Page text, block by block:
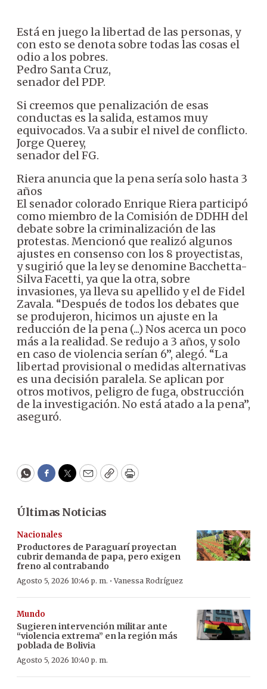
Está en juego la libertad de las personas, y
con esto se denota sobre todas las cosas el
odio a los pobres.
Pedro Santa Cruz,
senador del PDP.
Si creemos que penalización de esas
conductas es la salida, estamos muy
equivocados. Va a subir el nivel de conflicto.
Jorge Querey,
senador del FG.
Riera anuncia que la pena sería solo hasta 3
años
El senador colorado Enrique Riera participó
como miembro de la Comisión de DDHH del
debate sobre la criminalización de las
protestas. Mencionó que realizó algunos
ajustes en consenso con los 8 proyectistas,
y sugirió que la ley se denomine Bacchetta-
Silva Facetti, ya que la otra, sobre
invasiones, ya lleva su apellido y el de Fidel
Zavala. “Después de todos los debates que
se produjeron, hicimos un ajuste en la
reducción de la pena (...) Nos acerca un poco
más a la realidad. Se redujo a 3 años, y solo
en caso de violencia serían 6”, alegó. “La
libertad provisional o medidas alternativas
es una decisión paralela. Se aplican por
otros motivos, peligro de fuga, obstrucción
de la investigación. No está atado a la pena”,
aseguró.
WhatsApp
Facebook
Twitter
EmailCopyPrint
Últimas Noticias
Nacionales
Productores de Paraguarí proyectan
cubrir demanda de papa, pero exigen
freno al contrabando
Agosto 5, 2026 10:46 p. m. ·Vanessa Rodríguez
Mundo
Sugieren intervención militar ante
“violencia extrema” en la región más
poblada de Bolivia
Agosto 5, 2026 10:40 p. m.